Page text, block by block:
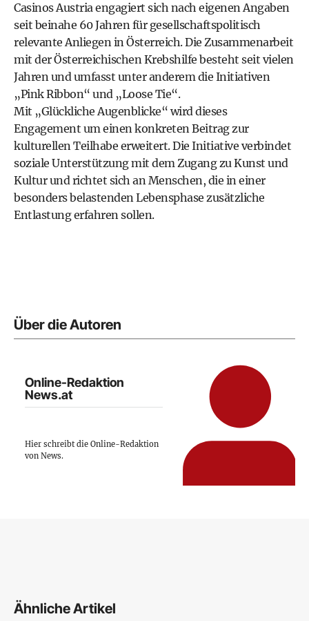
Casinos Austria engagiert sich nach eigenen Angaben
seit beinahe 60 Jahren für gesellschaftspolitisch
relevante Anliegen in Österreich. Die Zusammenarbeit
mit der Österreichischen Krebshilfe besteht seit vielen
Jahren und umfasst unter anderem die Initiativen
„Pink Ribbon“ und „Loose Tie“.
Mit „Glückliche Augenblicke“ wird dieses
Engagement um einen konkreten Beitrag zur
kulturellen Teilhabe erweitert. Die Initiative verbindet
soziale Unterstützung mit dem Zugang zu Kunst und
Kultur und richtet sich an Menschen, die in einer
besonders belastenden Lebensphase zusätzliche
Entlastung erfahren sollen.
Über die Autoren
Online-Redaktion
News.at
Hier schreibt die Online-Redaktion
von News.
Ähnliche Artikel